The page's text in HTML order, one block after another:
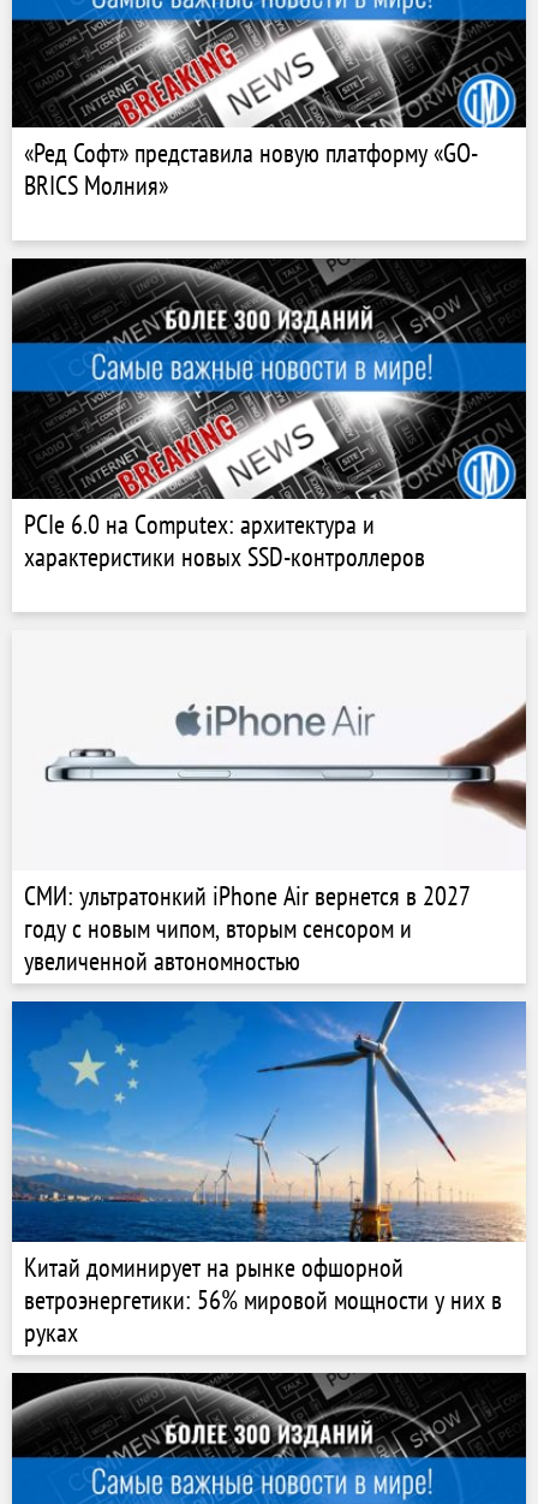
«Ред Софт» представила новую платформу «GO-
BRICS Молния»
PCIe 6.0 на Сomputex: архитектура и
характеристики новых SSD-контроллеров
СМИ: ультратонкий iPhone Air вернется в 2027
году с новым чипом, вторым сенсором и
увеличенной автономностью
Китай доминирует на рынке офшорной
ветроэнергетики: 56% мировой мощности у них в
руках